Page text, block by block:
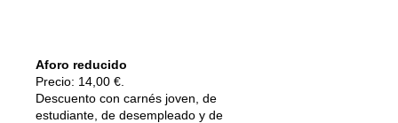
Aforo reducido
Precio: 14,00 €.
Descuento con carnés joven, de
estudiante, de desempleado y de